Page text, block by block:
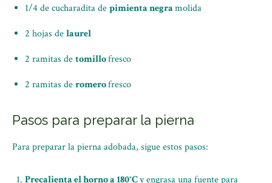
1/4 de cucharadita depimienta negramolida
2 hojas delaurel
2 ramitas detomillofresco
2 ramitas deromerofresco
Pasos para preparar la pierna
Para preparar la pierna adobada, sigue estos pasos:
Precalienta el horno a 180°Cy engrasa una fuente para